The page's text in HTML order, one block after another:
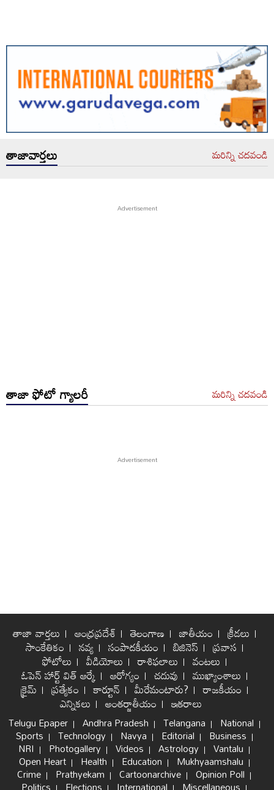
తాజావార్తలు మరిన్ని చదవండి
తాజా ఫోటో గ్యాలరీ మరిన్ని చదవండి
తాజా వార్తలు ఆంధ్రప్రదేశ్ తెలంగాణ జాతీయం క్రీడలు
సాంకేతికం నవ్య సంపాదకీయం బిజినెస్ ప్రవాస
ఫోటోలు వీడియోలు రాశిఫలాలు వంటలు
ఓపెన్ హార్ట్ విత్ ఆర్కే ఆరోగ్యం చదువు ముఖ్యాంశాలు
క్రైమ్ ప్రత్యేకం కార్టూన్ మీరేమంటారు? రాజకీయం
ఎన్నికలు అంతర్జాతీయం ఇతరాలు
Telugu Epaper Andhra Pradesh Telangana National
Sports Technology Navya Editorial Business
NRI Photogallery Videos Astrology Vantalu
Open Heart Health Education Mukhyaamshalu
Crime Prathyekam Cartoonarchive Opinion Poll